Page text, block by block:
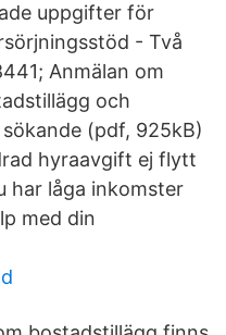
uppgifter för
- Två
Anmälan om
och
(pdf, 925kB)
hyraavgift ej flytt
har låga inkomster
med din